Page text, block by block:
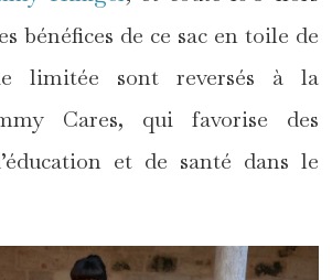
bénéfices de ce sac en toile de
limitée sont reversés à la
Cares, qui favorise des
et de santé dans le